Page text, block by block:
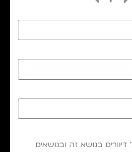
בנושא זה ובנושאים